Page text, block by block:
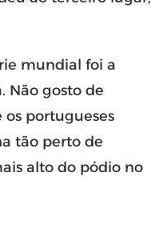
mundial foi a
Não gosto de
os portugueses
tão perto de
alto do pódio no